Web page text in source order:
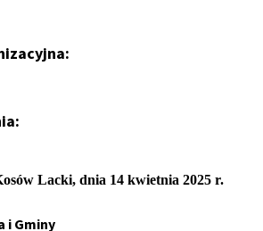
Lacki, dnia 14 kwietnia 2025 r.
i Gminy